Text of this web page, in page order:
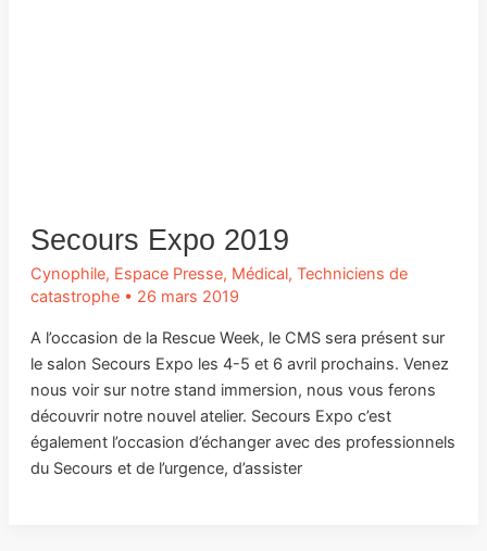
Secours Expo 2019
Cynophile, Espace Presse, Médical, Techniciens de
catastrophe• 26 mars 2019
A l’occasion de la Rescue Week, le CMS sera présent sur
le salon Secours Expo les 4-5 et 6 avril prochains. Venez
nous voir sur notre stand immersion, nous vous ferons
découvrir notre nouvel atelier. Secours Expo c’est
également l’occasion d’échanger avec des professionnels
du Secours et de l’urgence, d’assister